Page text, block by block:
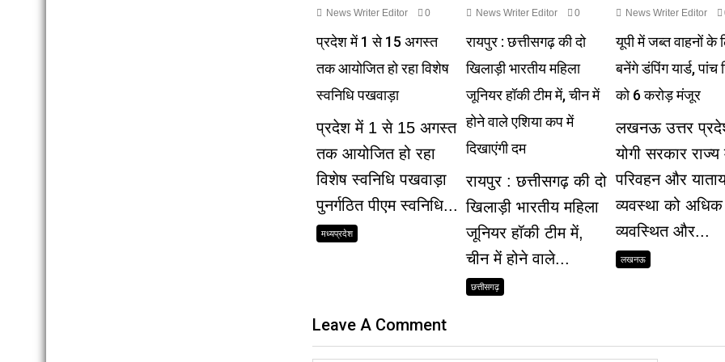
News Writer Editor 0
प्रदेश में 1 से 15 अगस्त
तक आयोजित हो रहा विशेष
स्वनिधि पखवाड़ा
प्रदेश में 1 से 15 अगस्त
तक आयोजित हो रहा
विशेष स्वनिधि पखवाड़ा
पुनर्गठित पीएम स्वनिधि...
मध्यप्रदेश
News Writer Editor 0
रायपुर : छत्तीसगढ़ की दो
खिलाड़ी भारतीय महिला
जूनियर हॉकी टीम में, चीन में
होने वाले एशिया कप में
दिखाएंगी दम
रायपुर : छत्तीसगढ़ की दो
खिलाड़ी भारतीय महिला
जूनियर हॉकी टीम में,
चीन में होने वाले...
छत्तीसगढ़
News Writer Editor
यूपी में जब्त वाहनों के
बनेंगे डंपिंग यार्ड, पांच
को 6 करोड़ मंजूर
लखनऊ उत्तर
योगी सरकार राज्य
परिवहन और
व्यवस्था को अधिक
व्यवस्थित और...
लखनऊ
Leave A Comment